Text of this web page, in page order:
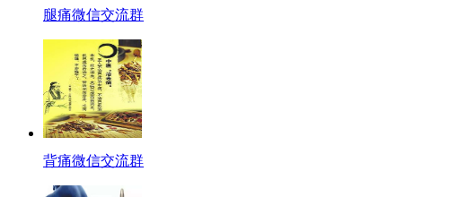
腿痛微信交流群
背痛微信交流群